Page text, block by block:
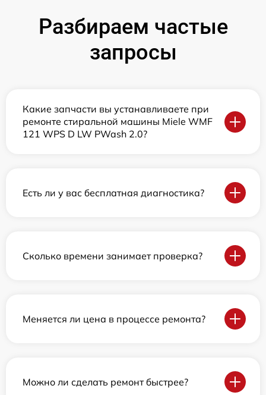
Разбираем частые
запросы
Какие запчасти вы устанавливаете при
ремонте стиральной машины Miele WMF
121 WPS D LW PWash 2.0?
Есть ли у вас бесплатная диагностика?
Сколько времени занимает проверка?
Меняется ли цена в процессе ремонта?
Можно ли сделать ремонт быстрее?